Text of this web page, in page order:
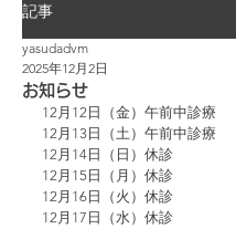
記事
お知らせ
yasudadvm
2025年12月2日
12月12日（金）午前中診療
12月13日（土）午前中診療
12月14日（日）休診
12月15日（月）休診
12月16日（火）休診
12月17日（水）休診